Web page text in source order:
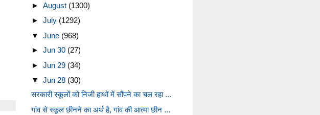
► August (1300)
► July (1292)
▼ June (968)
► Jun 30 (27)
► Jun 29 (34)
▼ Jun 28 (30)
सरकारी स्कूलों को निजी हाथों में सौंपने का चल रहा ...
गांव से स्कूल छीनने का अर्थ है, गांव की आत्मा छीन ...